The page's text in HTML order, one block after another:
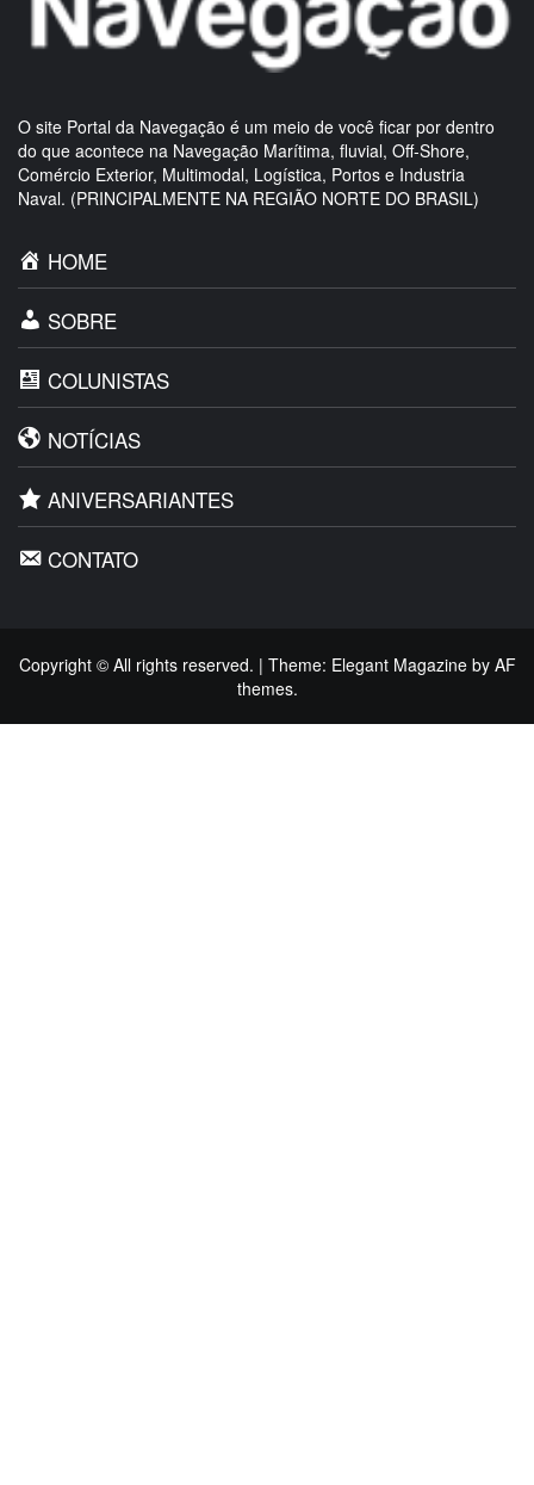
O site Portal da Navegação é um meio de você ficar por dentro
do que acontece na Navegação Marítima, fluvial, Off-Shore,
Comércio Exterior, Multimodal, Logística, Portos e Industria
Naval. (PRINCIPALMENTE NA REGIÃO NORTE DO BRASIL)
HOME
SOBRE
COLUNISTAS
NOTÍCIAS
ANIVERSARIANTES
CONTATO
Copyright © All rights reserved. | Theme: Elegant Magazineby AF
themes.